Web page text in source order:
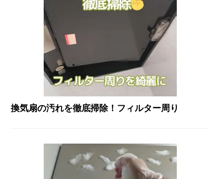
換気扇の汚れを徹底掃除！フィルター周り